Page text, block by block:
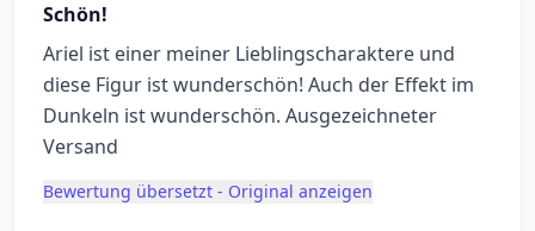
Schön!
Ariel ist einer meiner Lieblingscharaktere und
diese Figur ist wunderschön! Auch der Effekt im
Dunkeln ist wunderschön. Ausgezeichneter
Versand
Bewertung übersetzt - Original anzeigen